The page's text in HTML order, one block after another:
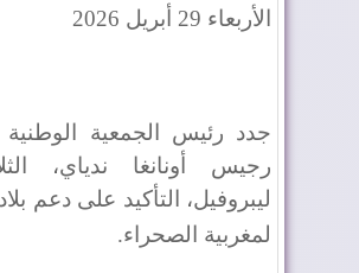
الأربعاء 29 أبريل 2026
جدد رئيس الجمعية الوطنية
رجيس أونانغا ندياي،
ليبروفيل، التأكيد على دعم
لمغربية الصحراء.